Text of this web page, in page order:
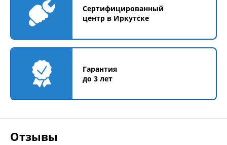
Сертифицированный
центр в Иркутске
Гарантия
до 3 лет
Отзывы